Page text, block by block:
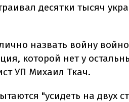
десятки тысяч
назвать войну
которой нет у
УП Михаил Ткач.
"усидеть на двух